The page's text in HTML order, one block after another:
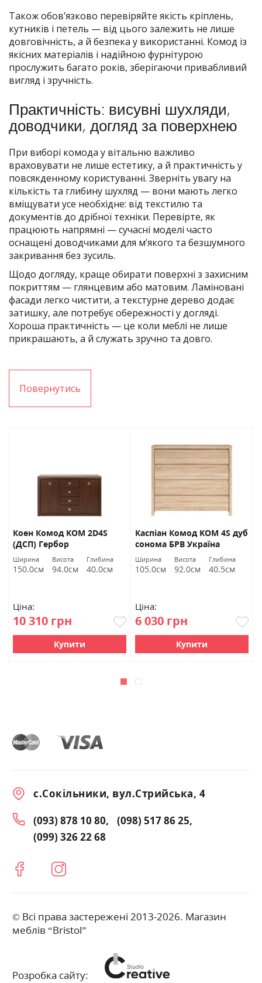
Також обов’язково перевіряйте якість кріплень,
кутників і петель — від цього залежить не лише
довговічність, а й безпека у використанні. Комод із
якісних матеріалів і надійною фурнітурою
прослужить багато років, зберігаючи привабливий
вигляд і зручність.
Практичність: висувні шухляди,
доводчики, догляд за поверхнею
При виборі комода у вітальню важливо
враховувати не лише естетику, а й практичність у
повсякденному користуванні. Зверніть увагу на
кількість та глибину шухляд — вони мають легко
вміщувати усе необхідне: від текстилю та
документів до дрібної техніки. Перевірте, як
працюють напрямні — сучасні моделі часто
оснащені доводчиками для м’якого та безшумного
закривання без зусиль.
Щодо догляду, краще обирати поверхні з захисним
покриттям — глянцевим або матовим. Ламіновані
фасади легко чистити, а текстурне дерево додає
затишку, але потребує обережності у догляді.
Хороша практичність — це коли меблі не лише
прикрашають, а й служать зручно та довго.
Повернутись
Коен Комод KOM 2D4S
(ДСП) Гербор
Ширина
150.0см
Висота
94.0см
Глибина
40.0см
Ціна:
10 310 грн
Купити
Каспіан Комод KOM 4S дуб
сонома БРВ Україна
Ширина
105.0см
Висота
92.0см
Глибина
40.5см
Ціна:
6 030 грн
Купити
с.Сокільники, вул.Стрийська, 4
(093) 878 10 80
(098) 517 86 25
(099) 326 22 68
© Всі права застережені 2013-2026. Магазин
меблів “Bristol”
Розробка сайту: